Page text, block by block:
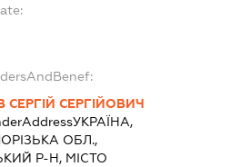
СЕРГІЙОВИЧ
УКРАЇНА,
ОБЛ.,
Р-Н, МІСТО